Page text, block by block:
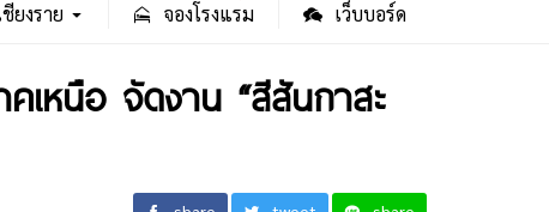
ยงราย จองโรงแรม เว็บบอร์ด
เหนือ จัดงาน “สีสันกาสะ